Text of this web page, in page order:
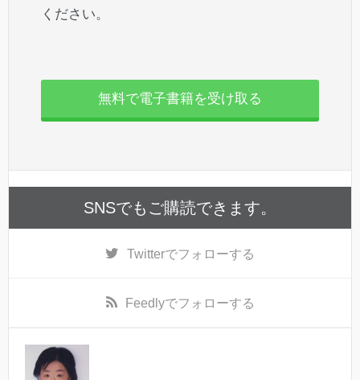
ください。
無料で電子書籍を受け取る
SNSでもご購読できます。
Twitterでフォローする
Feedlyでフォローする